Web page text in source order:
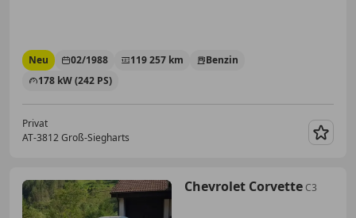
Neu 02/1988 119 257 km
Benzin
178 kW (242 PS)
Privat
AT-3812 Groß-Siegharts
Chevrolet CorvetteC3